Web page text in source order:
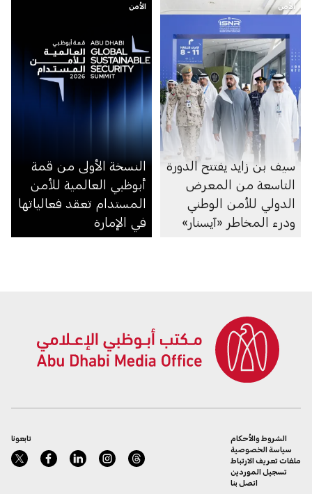
الأمن
سيف بن زايد يفتتح الدورة
التاسعة من المعرض
الدولي للأمن الوطني
ودرء المخاطر «آيسنار»
الأمن
النسخة الأولى من قمة
أبوظبي العالمية للأمن
المستدام تعقد فعالياتها
في الإمارة
تابعونا
الشروط والأحكام
سياسة الخصوصية
ملفات تعريف الارتباط
تسجيل الموردين
اتصل بنا